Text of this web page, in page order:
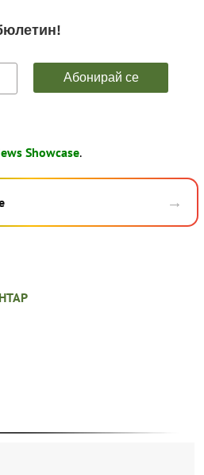
Showcase.
→
Младежкия хълм в
Това са последните